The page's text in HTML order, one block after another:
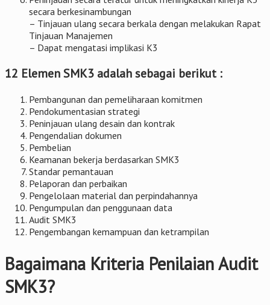
secara berkesinambungan
– Tinjauan ulang secara berkala dengan melakukan Rapat
Tinjauan Manajemen
– Dapat mengatasi implikasi K3
12 Elemen SMK3 adalah sebagai berikut :
Pembangunan dan pemeliharaan komitmen
Pendokumentasian strategi
Peninjauan ulang desain dan kontrak
Pengendalian dokumen
Pembelian
Keamanan bekerja berdasarkan SMK3
Standar pemantauan
Pelaporan dan perbaikan
Pengelolaan material dan perpindahannya
Pengumpulan dan penggunaan data
Audit SMK3
Pengembangan kemampuan dan ketrampilan
Bagaimana Kriteria Penilaian Audit
SMK3?